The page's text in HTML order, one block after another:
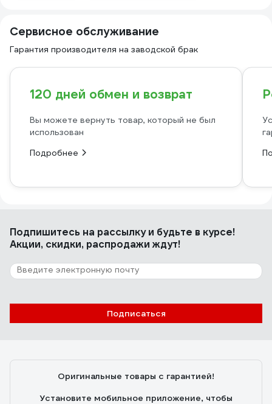
Сервисное обслуживание
Гарантия производителя на заводской брак
120 дней обмен и возврат
Вы можете вернуть товар, который не был
использован
Подробнее
Подпишитесь на рассылкуи будьте в курсе!
Акции, скидки, распродажи ждут!
Подписаться
Оригинальные товары с гарантией!
Установите мобильное приложение, чтобы